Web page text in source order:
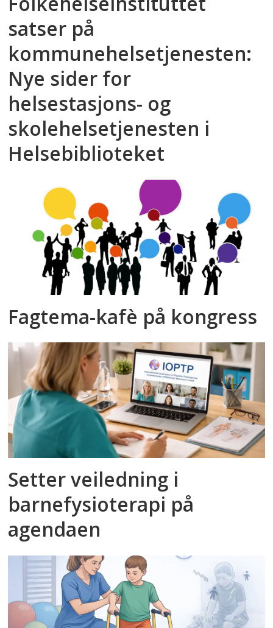
satser på
kommunehelsetjenesten:
Nye sider for
helsestasjons- og
skolehelsetjenesten i
Helsebiblioteket
Fagtema-kafè på kongress
Setter veiledning i
barnefysioterapi på
agendaen